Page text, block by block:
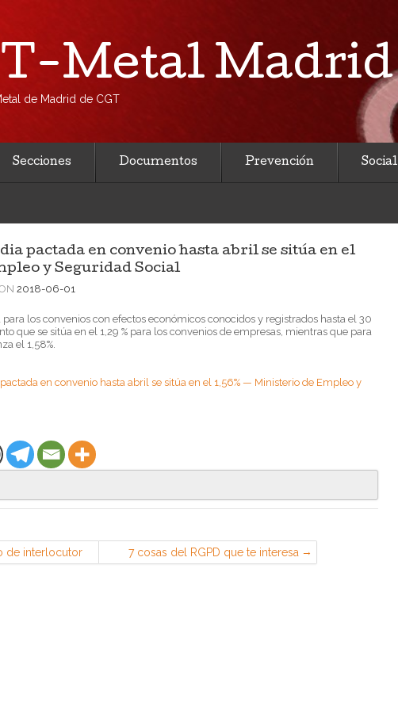
Metal Madrid
de Madrid de CGT
Secciones Documentos Prevención Social
pactada en convenio hasta abril se sitúa en el
y Seguridad Social
2018-06-01
los convenios con efectos económicos conocidos y registrados hasta el 30
que se sitúa en el 1,29 % para los convenios de empresas, mientras que para
el 1,58%.
en convenio hasta abril se sitúa en el 1,56% — Ministerio de Empleo y
de interlocutor
7 cosas del RGPD que te interesa
conocer si trabajas en Recursos